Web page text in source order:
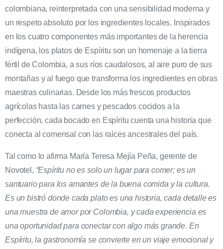
colombiana, reinterpretada con una sensibilidad moderna y
un respeto absoluto por los ingredientes locales. Inspirados
en los cuatro componentes más importantes de la herencia
indígena, los platos de Espíritu son un homenaje a la tierra
fértil de Colombia, a sus ríos caudalosos, al aire puro de sus
montañas y al fuego que transforma los ingredientes en obras
maestras culinarias. Desde los más frescos productos
agrícolas hasta las carnes y pescados cocidos a la
perfección, cada bocado en Espíritu cuenta una historia que
conecta al comensal con las raíces ancestrales del país.
Tal como lo afirma María Teresa Mejía Peña, gerente de
Novotel, “Espíritu no es solo un lugar para comer; es un
santuario para los amantes de la buena comida y la cultura.
Es un bistró donde cada plato es una historia, cada detalle es
una muestra de amor por Colombia, y cada experiencia es
una oportunidad para conectar con algo más grande. En
Espíritu, la gastronomía se convierte en un viaje emocional y